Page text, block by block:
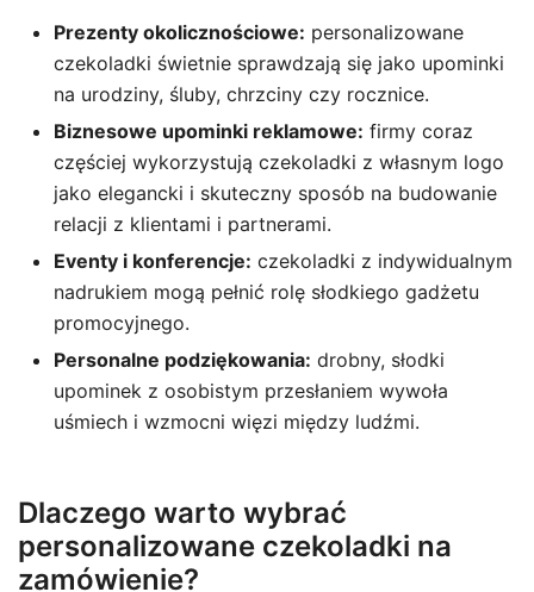
Prezenty okolicznościowe: personalizowane
czekoladki świetnie sprawdzają się jako upominki
na urodziny, śluby, chrzciny czy rocznice.
Biznesowe upominki reklamowe: firmy coraz
częściej wykorzystują czekoladki z własnym logo
jako elegancki i skuteczny sposób na budowanie
relacji z klientami i partnerami.
Eventy i konferencje: czekoladki z indywidualnym
nadrukiem mogą pełnić rolę słodkiego gadżetu
promocyjnego.
Personalne podziękowania: drobny, słodki
upominek z osobistym przesłaniem wywoła
uśmiech i wzmocni więzi między ludźmi.
Dlaczego warto wybrać
personalizowane czekoladki na
zamówienie?